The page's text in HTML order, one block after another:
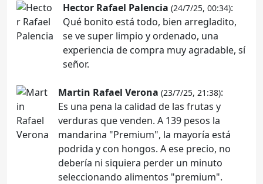
Hector Rafael Palencia (24/7/25, 00:34):
Qué bonito está todo, bien arregladito,
se ve super limpio y ordenado, una
experiencia de compra muy agradable, sí
señor.
Martin Rafael Verona (23/7/25, 21:38):
Es una pena la calidad de las frutas y
verduras que venden. A 139 pesos la
mandarina "Premium", la mayoría está
podrida y con hongos. A ese precio, no
debería ni siquiera perder un minuto
seleccionando alimentos "premium".